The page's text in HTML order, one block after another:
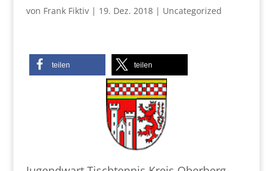
von Frank Fiktiv| 19. Dez. 2018| Uncategorized
teilen teilen